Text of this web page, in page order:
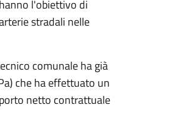
l'obiettivo di
stradali nelle
comunale ha già
che ha effettuato un
netto contrattuale